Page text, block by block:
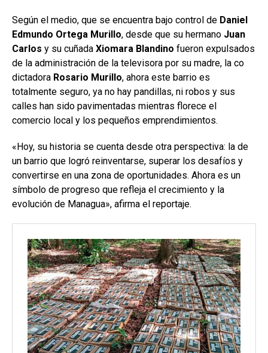
Según el medio, que se encuentra bajo control de Daniel
Edmundo Ortega Murillo, desde que su hermano Juan
Carlos y su cuñada Xiomara Blandino fueron expulsados
de la administración de la televisora por su madre, la co
dictadora Rosario Murillo, ahora este barrio es
totalmente seguro, ya no hay pandillas, ni robos y sus
calles han sido pavimentadas mientras florece el
comercio local y los pequeños emprendimientos.
«Hoy, su historia se cuenta desde otra perspectiva: la de
un barrio que logró reinventarse, superar los desafíos y
convertirse en una zona de oportunidades. Ahora es un
símbolo de progreso que refleja el crecimiento y la
evolución de Managua», afirma el reportaje.